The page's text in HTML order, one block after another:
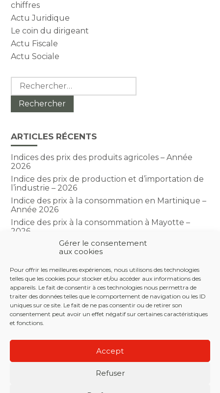
Gérer le consentement
aux cookies
Pour offrir les meilleures expériences, nous utilisons des technologies
telles que les cookies pour stocker et/ou accéder aux informations des
appareils. Le fait de consentir à ces technologies nous permettra de
traiter des données telles que le comportement de navigation ou les ID
uniques sur ce site. Le fait de ne pas consentir ou de retirer son
consentement peut avoir un effet négatif sur certaines caractéristiques
et fonctions.
Accept
Refuser
chiffres
Actu Juridique
Le coin du dirigeant
Actu Fiscale
Actu Sociale
Rechercher :
ARTICLES RÉCENTS
Indices des prix des produits agricoles – Année
2026
Indice des prix de production et d’importation de
l’industrie – 2026
Indice des prix à la consommation en Martinique –
Année 2026
Indice des prix à la consommation à Mayotte –
2026
Indice du climat des affaires dans le BTP – Année
COMMENTAIRES RÉCENTS
Footer
LE CABINET NOS SERVICES
NOS OUTILS
RECRUTEMENT